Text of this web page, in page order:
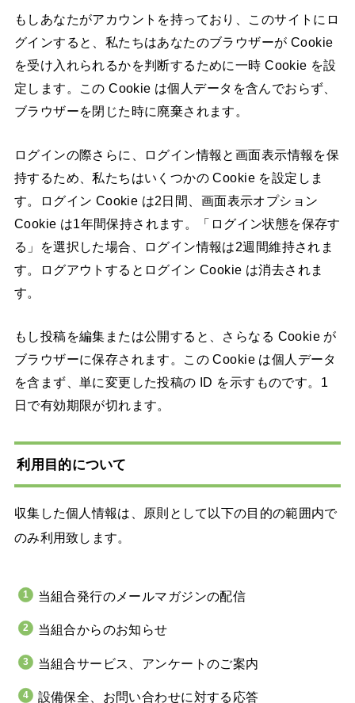
もしあなたがアカウントを持っており、このサイトにロ
グインすると、私たちはあなたのブラウザーが Cookie
を受け入れられるかを判断するために一時 Cookie を設
定します。この Cookie は個人データを含んでおらず、
ブラウザーを閉じた時に廃棄されます。
ログインの際さらに、ログイン情報と画面表示情報を保
持するため、私たちはいくつかの Cookie を設定しま
す。ログイン Cookie は2日間、画面表示オプション
Cookie は1年間保持されます。「ログイン状態を保存す
る」を選択した場合、ログイン情報は2週間維持されま
す。ログアウトするとログイン Cookie は消去されま
す。
もし投稿を編集または公開すると、さらなる Cookie が
ブラウザーに保存されます。この Cookie は個人データ
を含まず、単に変更した投稿の ID を示すものです。1
日で有効期限が切れます。
利用目的について
収集した個人情報は、原則として以下の目的の範囲内で
のみ利用致します。
当組合発行のメールマガジンの配信
当組合からのお知らせ
当組合サービス、アンケートのご案内
設備保全、お問い合わせに対する応答